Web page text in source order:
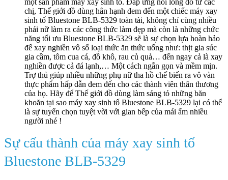
một sản phẩm máy xay sinh tố. Đáp ứng nỗi lòng đó từ các
chị, Thế giới đồ dùng hân hạnh đem đến một chiếc máy xay
sinh tố Bluestone BLB-5329 toàn tài, không chỉ cùng nhiều
phái nữ làm ra các công thức làm đẹp mà còn là những chức
năng tối ưu Bluestone BLB-5329 sẽ là sự chọn lựa hoàn hảo
để xay nghiền vô số loại thức ăn thức uống như: thịt gia súc
gia cầm, tôm cua cá, đồ khô, rau củ quả… đến ngay cả là xay
nghiền được cả đá lạnh,… Một cách ngắn gọn và mềm mịn.
Trợ thủ giúp nhiều những phụ nữ tha hồ chế biến ra vô vàn
thực phẩm hấp dẫn đem đến cho các thành viên thân thương
của họ. Hãy để Thế giới đồ dùng làm sáng tỏ những băn
khoăn tại sao máy xay sinh tố Bluestone BLB-5329 lại có thể
là sự tuyển chọn tuyệt vời với gian bếp của mái ấm nhiều
người nhé !
Sự cấu thành của máy xay sinh tố
Bluestone BLB-5329